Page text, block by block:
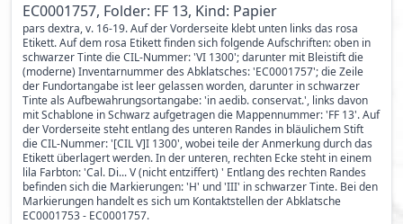
EC0001757, Folder: FF 13, Kind: Papier
pars dextra, v. 16-19. Auf der Vorderseite klebt unten links das rosa
Etikett. Auf dem rosa Etikett finden sich folgende Aufschriften: oben in
schwarzer Tinte die CIL-Nummer: 'VI 1300'; darunter mit Bleistift die
(moderne) Inventarnummer des Abklatsches: 'EC0001757'; die Zeile
der Fundortangabe ist leer gelassen worden, darunter in schwarzer
Tinte als Aufbewahrungsortangabe: 'in aedib. conservat.', links davon
mit Schablone in Schwarz aufgetragen die Mappennummer: 'FF 13'. Auf
der Vorderseite steht entlang des unteren Randes in bläulichem Stift
die CIL-Nummer: '[CIL V]I 1300', wobei teile der Anmerkung durch das
Etikett überlagert werden. In der unteren, rechten Ecke steht in einem
lila Farbton: 'Cal. Di... V (nicht entziffert) ' Entlang des rechten Randes
befinden sich die Markierungen: 'H' und 'III' in schwarzer Tinte. Bei den
Markierungen handelt es sich um Kontaktstellen der Abklatsche
EC0001753 - EC0001757.